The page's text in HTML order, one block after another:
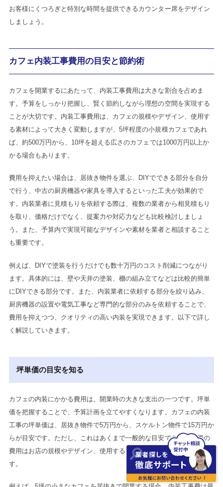
お客様にくつろぎと特別な時間を提供できるカウンター席をデザイン
しましょう。
カフェ内装工事費用の目安と節約術
カフェを開業するにあたって、内装工事費用は大きな割合を占めま
す。予算をしっかり把握し、賢く節約しながら理想の空間を実現する
ことが大切です。内装工事費用は、カフェの規模やデザイン、使用す
る素材によって大きく変動しますが、5坪程度の小規模カフェであれ
ば、約500万円から、10坪を超える広さのカフェでは1000万円以上か
かる場合もあります。
費用を抑えたい場合は、居抜き物件を選ぶ、DIYでできる部分を自分
で行う、中古の厨房機器や家具を導入するといった工夫が効果的で
す。内装業者に見積もりを依頼する際は、複数の業者から相見積もり
を取り、価格だけでなく、提案力や対応力なども比較検討しましょ
う。また、予算内で実現可能なデザインや素材を業者と相談すること
も重要です。
例えば、DIYで塗装を行うだけでも数十万円のコスト削減につながり
ます。具体的には、壁や天井の塗装、棚の組み立てなどは比較的簡単
にDIYできる部分です。また、内装業者に依頼する部分を絞り込み、
厨房機器の設置や電気工事など専門的な部分のみを依頼することで、
費用を抑えつつ、クオリティの高い内装を実現できます。以下で詳し
く解説していきます。
坪単価の目安を知る
カフェの内装にかかる費用は、開業時の大きな支出の一つです。坪単
価を把握することで、予算計画を立てやすくなります。カフェの内装
工事の坪単価は、居抜き物件で5万円から、スケルトン物件で15万円か
らが目安です。ただし、これはあくまで一般的な目安であり、実際の
費用はお店の規模やデザイン、使用する素材によって大きく変動しま
す。